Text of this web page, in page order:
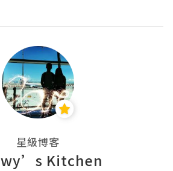
星級博客
Kitchen